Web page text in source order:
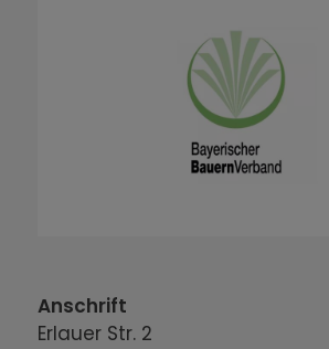
Anschrift
Erlauer Str. 2